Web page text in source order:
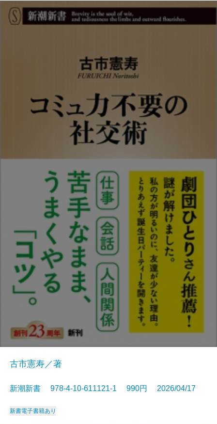
古市憲寿／著
新潮新書 978-4-10-611121-1 990円 2026/04/17
新書電子書籍あり